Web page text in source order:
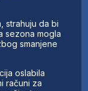
strahuju da bi
sezona mogla
smanjene
oslabila
računi za